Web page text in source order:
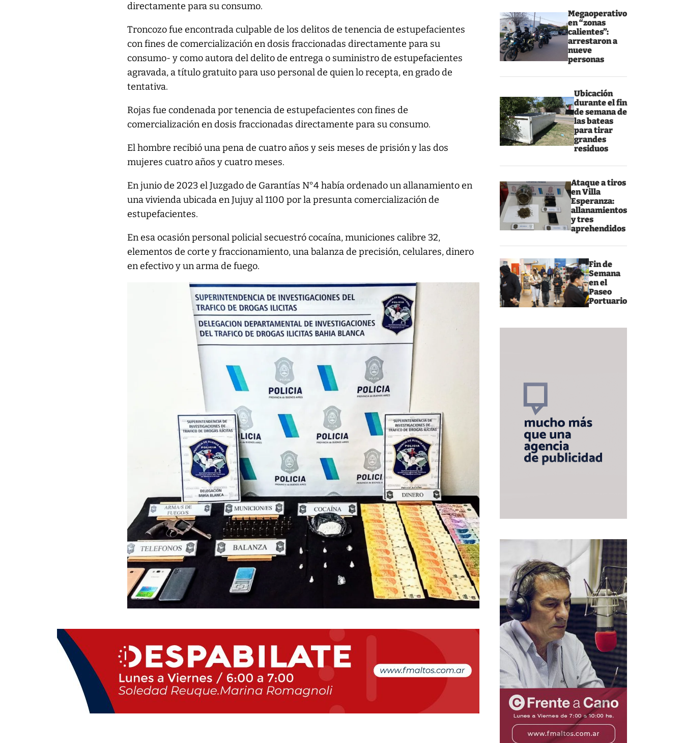
Megaoperativo
en “zonas
calientes”:
arrestaron a
nueve
personas
Ubicación
durante el fin
de semana de
las bateas
para tirar
grandes
residuos
Ataque a tiros
en Villa
Esperanza:
allanamientos
y tres
aprehendidos
Fin de
Semana
en el
Paseo
Portuario
directamente para su consumo.
Troncozo fue encontrada culpable de los delitos de tenencia de estupefacientes
con fines de comercialización en dosis fraccionadas directamente para su
consumo- y como autora del delito de entrega o suministro de estupefacientes
agravada, a título gratuito para uso personal de quien lo recepta, en grado de
tentativa.
Rojas fue condenada por tenencia de estupefacientes con fines de
comercialización en dosis fraccionadas directamente para su consumo.
El hombre recibió una pena de cuatro años y seis meses de prisión y las dos
mujeres cuatro años y cuatro meses.
En junio de 2023 el Juzgado de Garantías N°4 había ordenado un allanamiento en
una vivienda ubicada en Jujuy al 1100 por la presunta comercialización de
estupefacientes.
En esa ocasión personal policial secuestró cocaína, municiones calibre 32,
elementos de corte y fraccionamiento, una balanza de precisión, celulares, dinero
en efectivo y un arma de fuego.